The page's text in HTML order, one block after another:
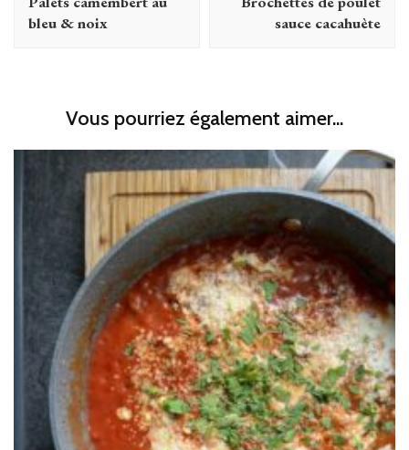
bleu & noix
sauce cacahuète
Vous pourriez également aimer...